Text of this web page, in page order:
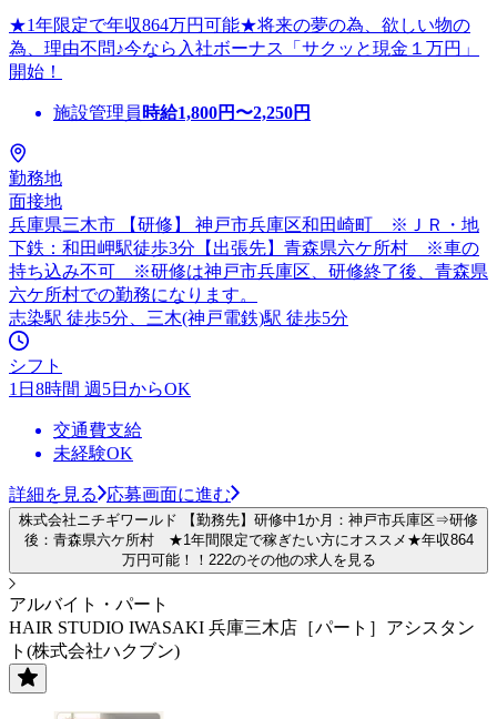
★1年限定で年収864万円可能★将来の夢の為、欲しい物の
為、理由不問♪今なら入社ボーナス「サクッと現金１万円」
開始！
施設管理員 時給1,800円〜2,250円
勤務地
面接地
兵庫県三木市 【研修】 神戸市兵庫区和田崎町 ※ＪＲ・地
下鉄：和田岬駅徒歩3分【出張先】青森県六ケ所村 ※車の
持ち込み不可 ※研修は神戸市兵庫区、研修終了後、青森県
六ケ所村での勤務になります。
志染駅 徒歩5分、三木(神戸電鉄)駅 徒歩5分
シフト
1日8時間 週5日からOK
交通費支給
未経験OK
詳細を見る 応募画面に進む
株式会社ニチギワールド 【勤務先】研修中1か月：神戸市兵庫区⇒研修
後：青森県六ケ所村 ★1年間限定で稼ぎたい方にオススメ★年収864
万円可能！！222のその他の求人を見る
アルバイト・パート
HAIR STUDIO IWASAKI 兵庫三木店［パート］アシスタン
ト(株式会社ハクブン)